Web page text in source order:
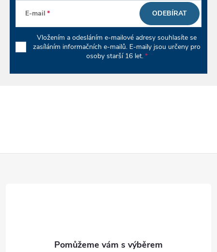
v
s
E-mail
Vložením a odesláním e-mailové adresy souhlasíte se
zasíláním informačních e-mailů. E-maily jsou určeny pro
osoby starší 16 let.
ODEBÍRAT